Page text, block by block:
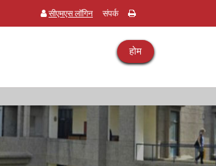
सीएमएस लॉगिन संपर्क
होम